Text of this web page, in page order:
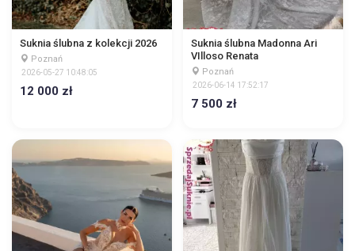
Suknia ślubna z kolekcji 2026
Poznań
2026-05-27 10:48:05
12 000 zł
Suknia ślubna Madonna Ari
VIlloso Renata
Poznań
2026-06-14 17:52:17
7 500 zł